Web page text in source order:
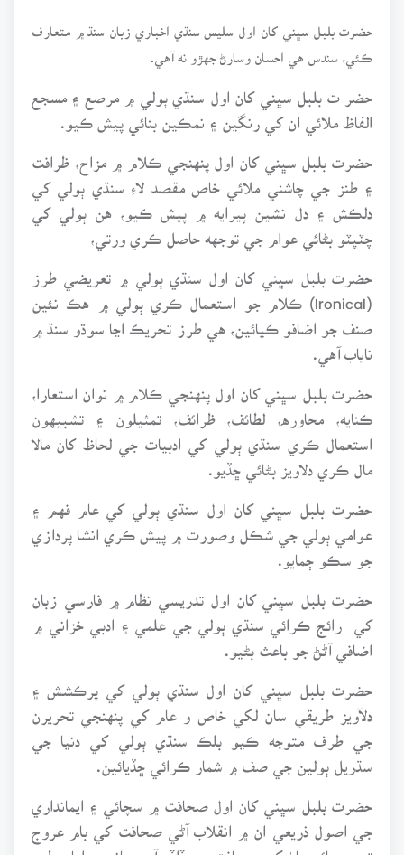
حضرت بلبل سڀني کان اول سليس سنڌي اخباري زبان سنڌ ۾ متعارف
ڪئي، سندس هي احسان وسارڻ جهڙو نه آهي.
حضر ت بلبل سڀني کان اول سنڌي ٻولي ۾ مرصع ۽ مسجع
الفاظ ملائي ان کي رنگين ۽ نمڪين بنائي پيش ڪيو.
حضرت بلبل سڀني کان اول پنهنجي ڪلام ۾ مزاح، ظرافت
۽ طنز جي چاشني ملائي خاص مقصد لاءِ سنڌي ٻولي کي
دلڪش ۽ دل نشين پيرايه ۾ پيش ڪيو، هن ٻولي کي
چٽپٽو بڻائي عوام جي توجهه حاصل ڪري ورتي،
حضرت بلبل سڀني کان اول سنڌي ٻولي ۾ تعريضي طرز
(Ironical) ڪلام جو استعمال ڪري ٻولي ۾ هڪ نئين
صنف جو اضافو ڪيائين، هي طرز تحريڪ اڃا سوڌو سنڌ ۾
ناياب آهي.
حضرت بلبل سڀني کان اول پنهنجي ڪلام ۾ نوان استعارا،
ڪنايه، محاوره، لطائف، ظرائف، تمثيلون ۽ تشبيهون
استعمال ڪري سنڌي ٻولي کي ادبيات جي لحاظ کان مالا
مال ڪري دلاويز بڻائي ڇڏيو.
حضرت بلبل سڀني کان اول سنڌي ٻولي کي عام فهم ۽
عوامي ٻولي جي شڪل وصورت ۾ پيش ڪري انشا پردازي
جو سڪو ڄمايو.
حضرت بلبل سڀني کان اول تدريسي نظام ۾ فارسي زبان
کي رائج ڪرائي سنڌي ٻولي جي علمي ۽ ادبي خزاني ۾
اضافي آڻڻ جو باعث بڻيو.
حضرت بلبل سڀني کان اول سنڌي ٻولي کي پرڪشش ۽
دلآويز طريقي سان لکي خاص و عام کي پنهنجي تحريرن
جي طرف متوجه ڪيو بلڪ سنڌي ٻولي کي دنيا جي
سڌريل ٻولين جي صف ۾ شمار ڪرائي ڇڏيائين.
حضرت بلبل سڀني کان اول صحافت ۾ سچائي ۽ ايمانداري
جي اصول ذريعي ان ۾ انقلاب آڻي صحافت کي بام عروج
تي پهچائي پاڻ کي صحافت جو ڏاڏو آدم، باني ۽ امام طور